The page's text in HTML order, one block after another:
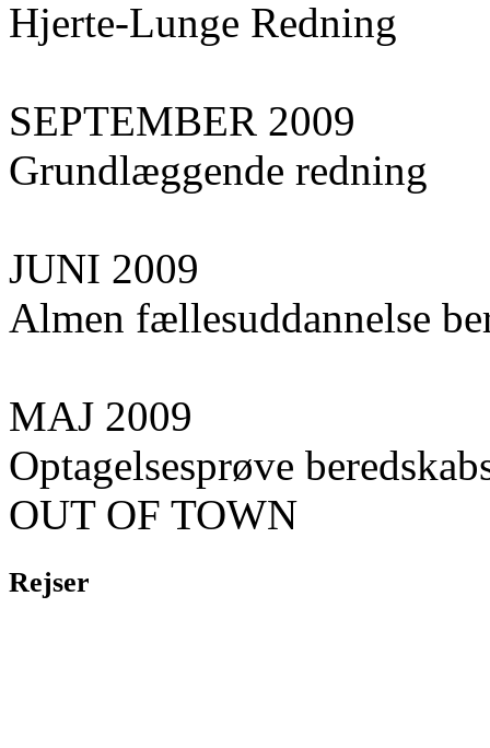
Hjerte-Lunge Redning
SEPTEMBER 2009
Grundlæggende redning
JUNI 2009
Almen fællesuddannelse
MAJ 2009
Optagelsesprøve
OUT OF TOWN
Rejser